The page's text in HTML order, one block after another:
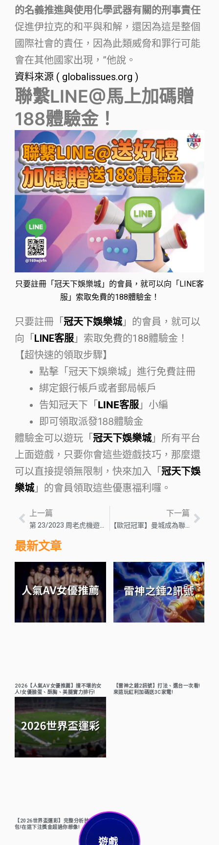
的名義推進與使用化學武器有關的刑事責任
促進伊拉克的和平與和解，還因為這是整個
國際社會的責任，因為此類威脅和罪行可能
會在其他國家出現，”他說。
資料來源 ( globalissues.org )
聯繫LINE@馬上加碼贈
188體驗金！
只要註冊「冠天下娛樂城」的會員，就可以向「LINE客
服」索取免費的188體驗金！
只要註冊「 冠天下娛樂城」的會員，就可以
向「 LINE客服 」索取免費的188體驗金！
【超快速的領取步驟】
點擊「冠天下娛樂城」進行免費註冊
綁定銀行帳戶或者郵局帳戶
告知冠天下「 LINE客服 」小編
即可領取派發188體驗金
體驗金可以遊玩「 冠天下娛樂城」所有平台
上面遊戲，只要你會這些遊戲技巧，那麼還
可以直接提領無限制，快來加入「 冠天下娛
樂城」的會員領取這些優惠福利囉。
上一篇 下一篇
【歐冠冠軍】曼城成為聯盟雙冠王！超狂三連霸震撼全足球界！
最新文章
2026【人氣AV女優推薦】撞不壞的女
人!女優臉蛋、酥胸、美腿實力排行!
【雷神之錘2訊號】打法、選台一次看!
來這玩紅利加碼送3C家電!
【2026世界盃運彩】完整分析技巧懶人
包!在這下注獎金超過你想像!
遊戲